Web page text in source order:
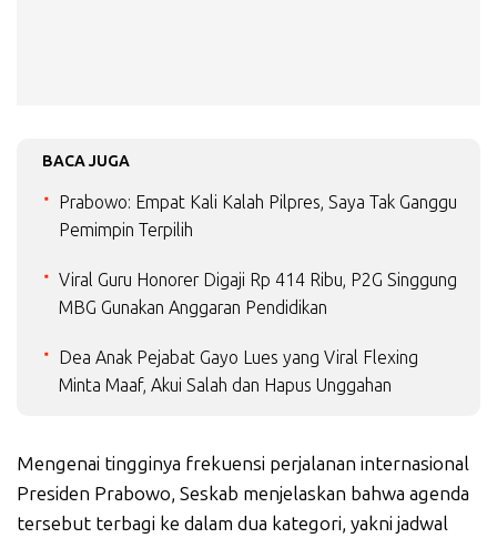
BACA JUGA
Prabowo: Empat Kali Kalah Pilpres, Saya Tak Ganggu
Pemimpin Terpilih
Viral Guru Honorer Digaji Rp 414 Ribu, P2G Singgung
MBG Gunakan Anggaran Pendidikan
Dea Anak Pejabat Gayo Lues yang Viral Flexing
Minta Maaf, Akui Salah dan Hapus Unggahan
Mengenai tingginya frekuensi perjalanan internasional
Presiden Prabowo, Seskab menjelaskan bahwa agenda
tersebut terbagi ke dalam dua kategori, yakni jadwal